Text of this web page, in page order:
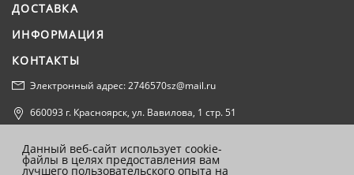
ДОСТАВКА
ИНФОРМАЦИЯ
КОНТАКТЫ
Электронный адрес: 2746570sz@mail.ru
660093 г. Красноярск, ул. Вавилова, 1 стр. 51
Согласие на обработку персональных данных
Данный веб-сайт использует cookie-
файлы в целях предоставления вам
лучшего пользовательского опыта на